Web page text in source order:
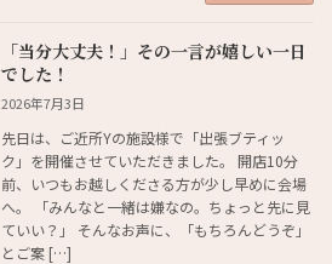
「当分大丈夫！」その一言が嬉しい一日
でした！
2026年7月3日
先日は、ご近所Yの施設様で「出張ブティッ
ク」を開催させていただきました。 開店10分
前、いつもお越しくださる方が少し早めに会場
へ。 「みんなと一緒は嫌なの。ちょっと先に見
ていい？」 そんなお声に、「もちろんどうぞ」
とご案 […]